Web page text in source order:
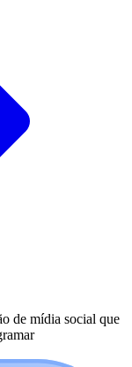
de mídia social que